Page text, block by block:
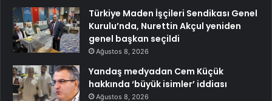
Türkiye Maden İşçileri Sendikası Genel
Kurulu’nda, Nurettin Akçul yeniden
genel başkan seçildi
Ağustos 8, 2026
Yandaş medyadan Cem Küçük
hakkında ‘büyük isimler’ iddiası
Ağustos 8, 2026